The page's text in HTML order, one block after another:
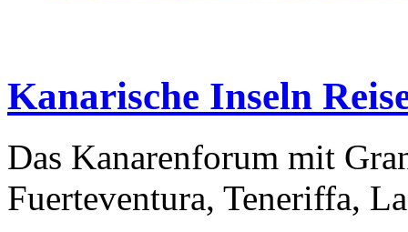
Kanarische Inseln
Das Kanarenforum mit
Fuerteventura, Teneriffa,